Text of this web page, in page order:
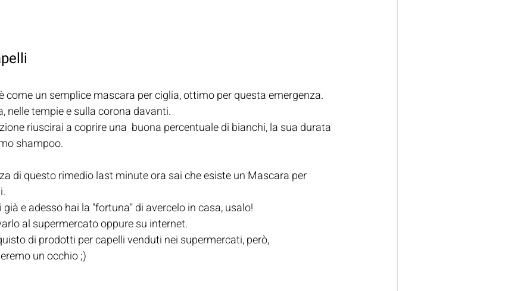
come un semplice mascara per ciglia, ottimo per questa emergenza.
nelle tempie e sulla corona davanti.
riuscirai a coprire una  buona percentuale di bianchi, la sua durata
shampoo.
di questo rimedio last minute ora sai che esiste un Mascara per
e adesso hai la "fortuna" di avercelo in casa, usalo!
al supermercato oppure su internet.
di prodotti per capelli venduti nei supermercati, però,
un occhio ;)